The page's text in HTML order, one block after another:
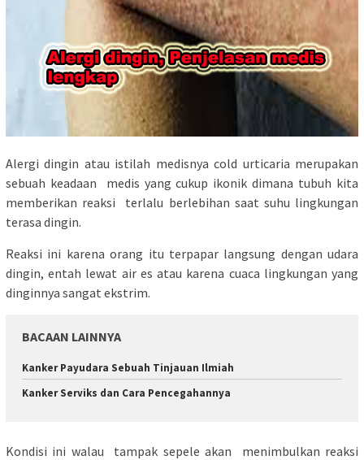
Alergi dingin atau istilah medisnya cold urticaria merupakan
sebuah keadaan medis yang cukup ikonik dimana tubuh kita
memberikan reaksi terlalu berlebihan saat suhu lingkungan
terasa dingin.
Reaksi ini karena orang itu terpapar langsung dengan udara
dingin, entah lewat air es atau karena cuaca lingkungan yang
dinginnya sangat ekstrim.
BACAAN LAINNYA
Kanker Payudara Sebuah Tinjauan Ilmiah
Kanker Serviks dan Cara Pencegahannya
Kondisi ini walau tampak sepele akan menimbulkan reaksi